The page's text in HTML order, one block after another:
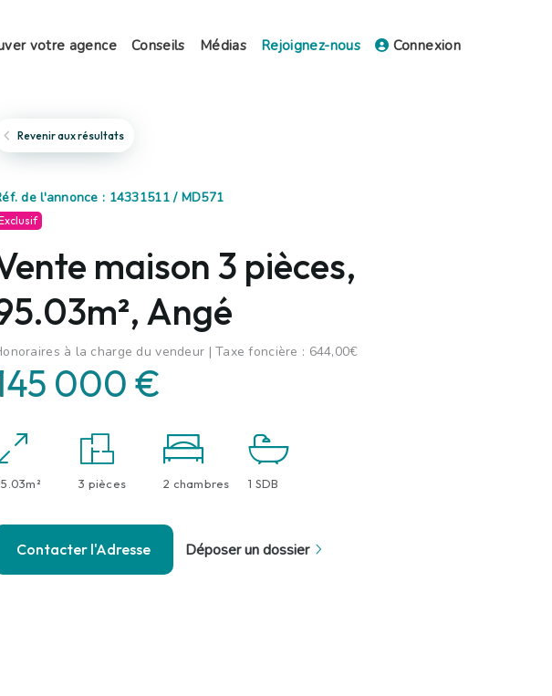
votre agence Conseils Médias Rejoignez-nous Connexion
Revenir aux résultats
de l'annonce : 14331511 / MD571
maison 3 pièces,
Angé
à la charge du vendeur | Taxe foncière : 644,00€
000 €
3 pièces 2 chambres 1 SDB
Contacter l'Adresse Déposer un dossier